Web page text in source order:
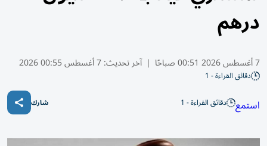
درهم
7 أغسطس 2026 00:51 صباحًا | آخر تحديث:7 أغسطس 00:55 2026
دقائق القراءة - 1
استمع دقائق القراءة - 1 شارك